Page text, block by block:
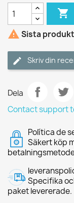

 Sista
Skriv din
Dela
Contact support
Política de
Säkert köp
Specifika
paket levererade.